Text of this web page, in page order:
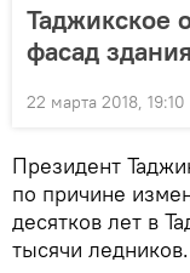
Таджикское
фасад
22 марта 2018, 19:10
Президент
по причине
десятков лет в
тысячи ледников.